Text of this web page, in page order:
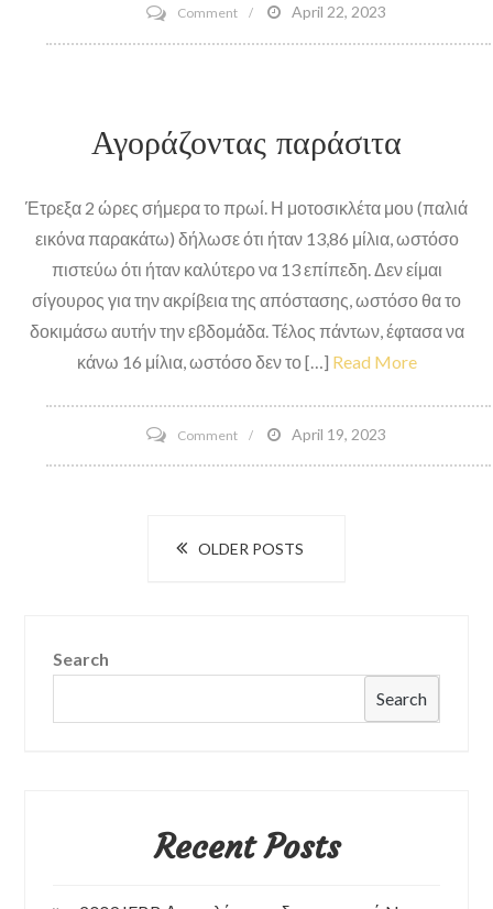
Commenton
Μπορείτε
διαφορά;
April 22, 2023
Αγοράζοντας παράσιτα
Έτρεξα 2 ώρες σήμερα το πρωί. Η μοτοσικλέτα μου (παλιά
εικόνα παρακάτω) δήλωσε ότι ήταν 13,86 μίλια, ωστόσο
πιστεύω ότι ήταν καλύτερο να 13 επίπεδη. Δεν είμαι
σίγουρος για την ακρίβεια της απόστασης, ωστόσο θα το
δοκιμάσω αυτήν την εβδομάδα. Τέλος πάντων, έφτασα να
κάνω 16 μίλια, ωστόσο δεν το […] Read More
Commenton
Αγοράζοντας
April 19, 2023
OLDER POSTS
Search
Search
Recent Posts